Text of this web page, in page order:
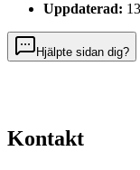
Uppdaterad:
Hjälpte sidan dig?
Kontakt